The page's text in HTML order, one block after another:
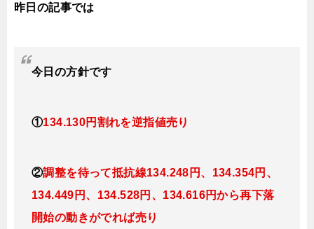
昨日の記事では
今日 の方針です
①134.130円割れを逆指値売り
②調整を待って抵抗線134.248円、134.354円、
134.449 円、134.528円、134.616円から再下落
開始の動きがでれば売り